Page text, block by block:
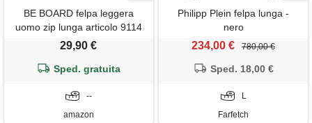
BE BOARD felpa leggera
uomo zip lunga articolo 9114
29,90 €
Sped. gratuita
--
amazon
Philipp Plein felpa lunga -
nero
234,00 € 780,00 €
Sped. 18,00 €
L
Farfetch